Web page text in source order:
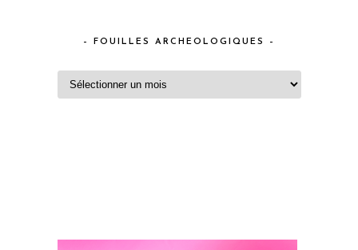
– FOUILLES ARCHEOLOGIQUES –